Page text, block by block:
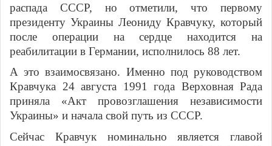
распада СССР, но отметили, что первому
президенту Украины Леониду Кравчуку, который
после операции на сердце находится на
реабилитации в Германии, исполнилось 88 лет.
А это взаимосвязано. Именно под руководством
Кравчука 24 августа 1991 года Верховная Рада
приняла «Акт провозглашения независимости
Украины» и начала свой путь из СССР.
Сейчас Кравчук номинально является главой